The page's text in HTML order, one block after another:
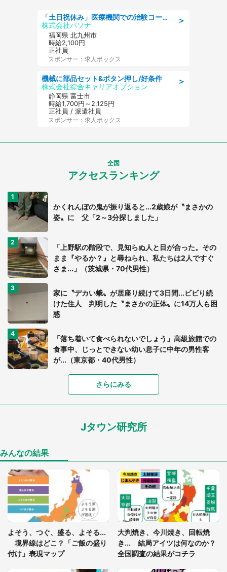
＞
「土日祝休み」医療機関での治験コーディネーターのお仕事/看護師
株式会社パソナ
福岡県 北九州市
時給2,100円
正社員
スポンサー：求人ボックス
＞
機械に部品セット&ボタン押し/好条件
株式会社綜合キャリアオプション
静岡県 富士市
時給1,700円～2,125円
正社員 / 派遣社員
スポンサー：求人ボックス
全国
アクセスランキング
かくれんぼの鬼が振り返ると...2歳娘が〝まさかの
姿〟に 父「2～3分探しました」
「上野駅の階段で、見知らぬ人と目が合った。その
まま『やるか？』と尋ねられ、私たちは2人ですぐ
さま...」（茨城県・70代男性）
家に〝デカい蛾〟が居座り続けて3日間...ビビり続
けた住人 判明した〝まさかの正体〟に14万人も困
惑
「落ち着いて食べられないでしょう」高級旅館での
食事中、じっとできない幼い息子に中年の男性客
が...（東京都・40代男性）
「可愛いのにホラー」「事件性を感じる」 ふわふ
「孫にあげると思って、あなたにこれをあげる」
「ゾワゾワする」「本当に気持ち悪い」 道端でバ
グっちゃってた〝野生の野菜〟に6.5万人戦慄
「閉所恐怖症の私は新幹線で大パニック。隣席の青
年に『手を繋いで』とお願いしたら...」 体験談に
8万人感動
さらにみる
Jタウン研究所
みんなの結果
よそう、つぐ、盛る、よそる...
境界線はどこ？「ご飯の盛り
付け」表現マップ
大判焼き、今川焼き、回転焼
き... 結局アイツは何なのか？
全国調査の結果がコチラ